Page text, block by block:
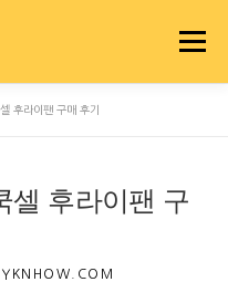
메뉴
후라이팬 구매 후기
셀 후라이팬 구